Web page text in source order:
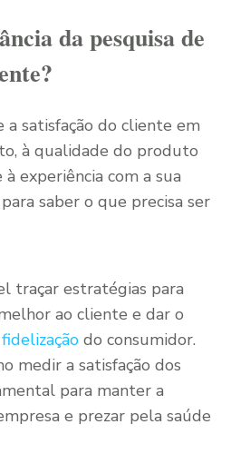
da pesquisa de
a satisfação do cliente em
à qualidade do produto
experiência com a sua
saber o que precisa ser
traçar estratégias para
ao cliente e dar o
fidelização do consumidor.
medir a satisfação dos
para manter a
e prezar pela saúde